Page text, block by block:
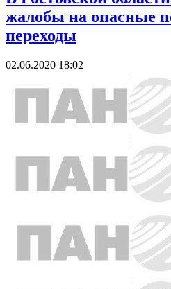
жалобы на опасные
переходы
02.06.2020 18:02